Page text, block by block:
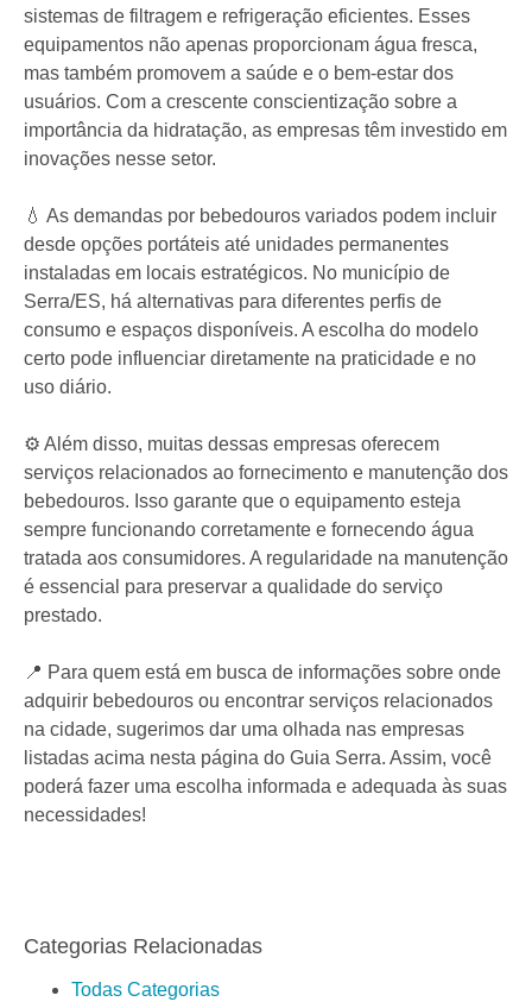
sistemas de filtragem e refrigeração eficientes. Esses
equipamentos não apenas proporcionam água fresca,
mas também promovem a saúde e o bem-estar dos
usuários. Com a crescente conscientização sobre a
importância da hidratação, as empresas têm investido em
inovações nesse setor.
💧 As demandas por bebedouros variados podem incluir
desde opções portáteis até unidades permanentes
instaladas em locais estratégicos. No município de
Serra/ES, há alternativas para diferentes perfis de
consumo e espaços disponíveis. A escolha do modelo
certo pode influenciar diretamente na praticidade e no
uso diário.
⚙️ Além disso, muitas dessas empresas oferecem
serviços relacionados ao fornecimento e manutenção dos
bebedouros. Isso garante que o equipamento esteja
sempre funcionando corretamente e fornecendo água
tratada aos consumidores. A regularidade na manutenção
é essencial para preservar a qualidade do serviço
prestado.
📍 Para quem está em busca de informações sobre onde
adquirir bebedouros ou encontrar serviços relacionados
na cidade, sugerimos dar uma olhada nas empresas
listadas acima nesta página do Guia Serra. Assim, você
poderá fazer uma escolha informada e adequada às suas
necessidades!
Categorias Relacionadas
Todas Categorias